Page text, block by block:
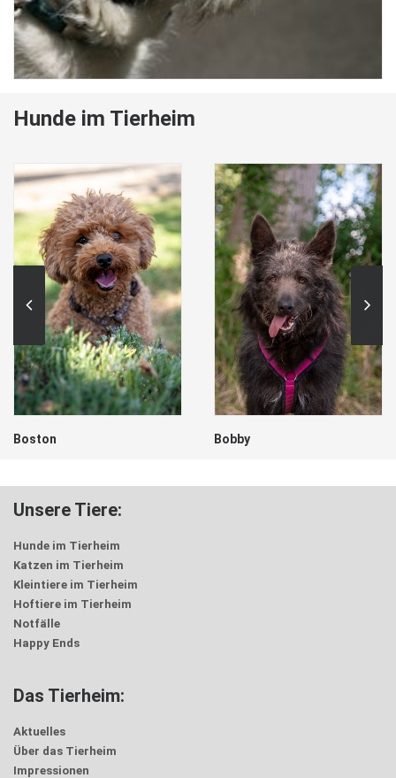
Hunde im Tierheim
Boston Bobby
Unsere Tiere:
Hunde im Tierheim
Katzen im Tierheim
Kleintiere im Tierheim
Hoftiere im Tierheim
Notfälle
Happy Ends
Das Tierheim:
Aktuelles
Über das Tierheim
Impressionen